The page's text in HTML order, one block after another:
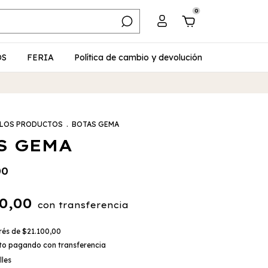
0
FERIA Política de cambio y devolución
PRODUCTOS . BOTAS GEMA
GEMA
con transferencia
de $21.100,00
pagando con transferencia